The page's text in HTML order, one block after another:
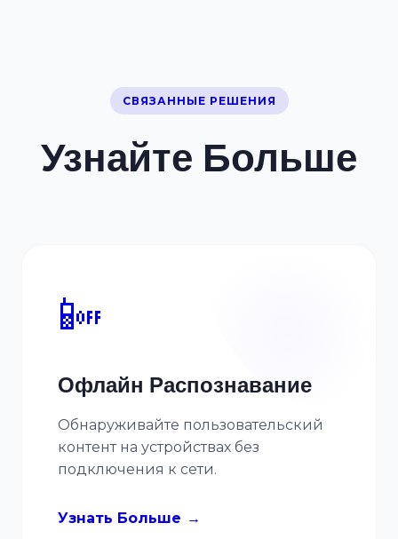
СВЯЗАННЫЕ РЕШЕНИЯ
Узнайте Больше
📴
Офлайн Распознавание
Обнаруживайте пользовательский
контент на устройствах без
подключения к сети.
Узнать Больше